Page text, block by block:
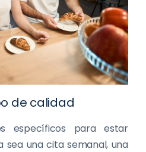
de calidad
específicos para estar
sea una cita semanal, una